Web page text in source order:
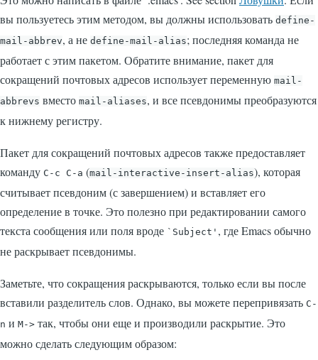
вы пользуетесь этим методом, вы должны использовать define-
mail-abbrev, а не define-mail-alias; последняя команда не
работает с этим пакетом. Обратите внимание, пакет для
сокращений почтовых адресов использует переменную mail-
abbrevs вместо mail-aliases, и все псевдонимы преобразуются
к нижнему регистру.
Пакет для сокращений почтовых адресов также предоставляет
команду C-c C-a (mail-interactive-insert-alias), которая
считывает псевдоним (с завершением) и вставляет его
определение в точке. Это полезно при редактировании самого
текста сообщения или поля вроде `Subject' , где Emacs обычно
не раскрывает псевдонимы.
Заметьте, что сокращения раскрываются, только если вы после
вставили разделитель слов. Однако, вы можете перепривязать C-
n и M-> так, чтобы они еще и производили раскрытие. Это
можно сделать следующим образом: